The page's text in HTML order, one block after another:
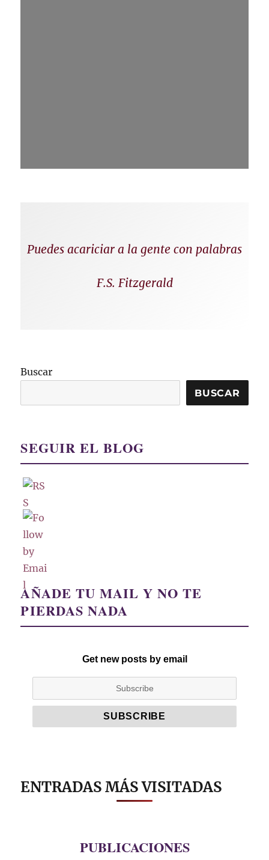
Puedes acariciar a la gente con palabras
F.S. Fitzgerald
Buscar
BUSCAR
SEGUIR EL BLOG
AÑADE TU MAIL Y NO TE
PIERDAS NADA
Get new posts by email
ENTRADAS MÁS VISITADAS
PUBLICACIONES